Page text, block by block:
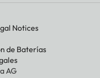
Notices
de Baterías
AG